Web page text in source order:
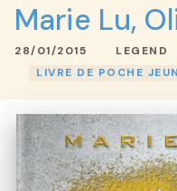
Marie Lu,
28/01/2015 LEGEND
LIVRE DE POCHE